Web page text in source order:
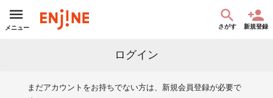
メニュー さがす 新規登録
ログイン
まだアカウントをお持ちでない方は、新規会員登録が必要で